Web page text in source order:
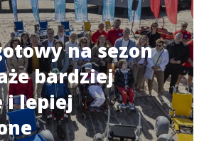
na sezon
bardziej
i lepiej